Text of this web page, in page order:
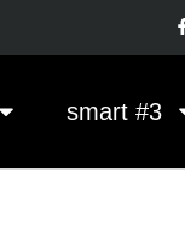
smart #3